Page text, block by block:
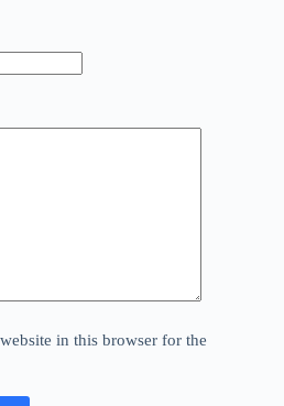
in this browser for the